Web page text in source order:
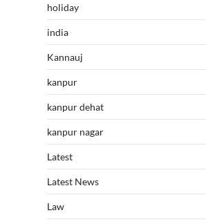
holiday
india
Kannauj
kanpur
kanpur dehat
kanpur nagar
Latest
Latest News
Law